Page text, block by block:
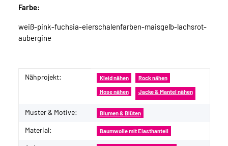
Farbe:
weiß-pink-fuchsia-eierschalenfarben-maisgelb-lachsrot-
aubergine
Produkteigenschaft
Wert
Nähprojekt: Kleid nähen Rock nähen
Hose nähen Jacke & Mantel nähen
Muster & Motive: Blumen & Blüten
Material: Baumwolle mit Elasthanteil